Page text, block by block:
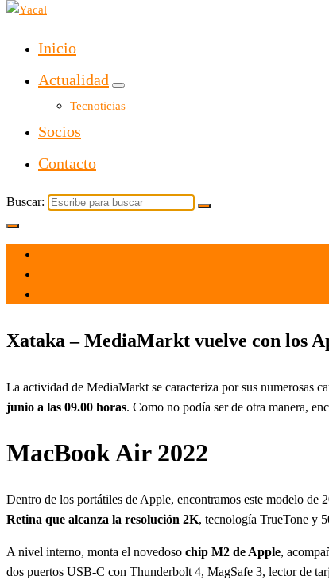
Yacal micro hosting
Inicio
Actualidad
Tecnoticias
Socios
Contacto
Buscar:
Xataka – MediaMarkt vuelve con los
La actividad de MediaMarkt se caracteriza por sus numerosas
junio a las 09.00 horas. Como no podía ser de otra manera,
MacBook Air 2022
Dentro de los portátiles de Apple, encontramos este modelo de
Retina que alcanza la resolución 2K, tecnología TrueTone y
A nivel interno, monta el novedoso chip M2 de Apple,
dos puertos USB-C con Thunderbolt 4, MagSafe 3, lector de